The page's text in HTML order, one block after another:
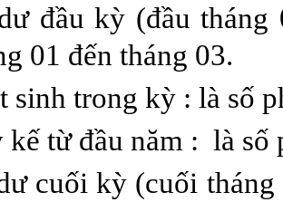
đầu kỳ (đầu
01 đến tháng 03.
sinh trong kỳ : là số
kế từ đầu năm : là số
cuối kỳ (cuối